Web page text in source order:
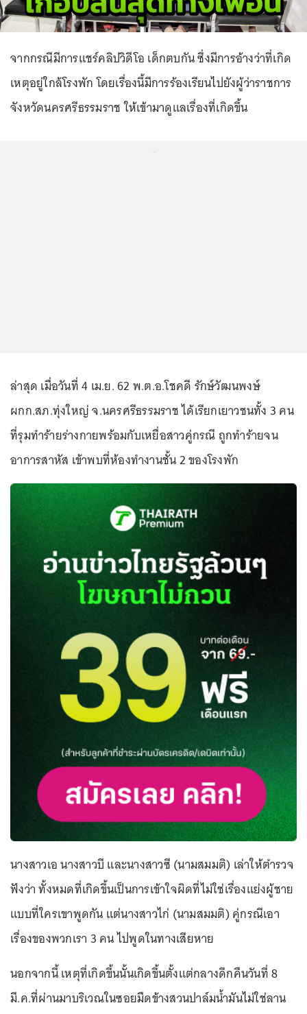
จากกรณีมีการแชร์คลิปวิดีโอ เด็กตบกัน ซึ่งมีการอ้างว่าที่เกิด
เหตุอยู่ใกล้โรงพัก โดยเรื่องนี้มีการร้องเรียนไปยังผู้ว่าราชการ
จังหวัดนครศรีธรรมราช ให้เข้ามาดูแลเรื่องที่เกิดขึ้น
ล่าสุด เมื่อวันที่ 4 เม.ย. 62 พ.ต.อ.โชคดี รักษ์วัฒนพงษ์
ผกก.สภ.ทุ่งใหญ่ จ.นครศรีธรรมราช ได้เรียกเยาวชนทั้ง 3 คน
ที่รุมทำร้ายร่างกายพร้อมกับเหยื่อสาวคู่กรณี ถูกทำร้ายจน
อาการสาหัส เข้าพบที่ห้องทำงานชั้น 2 ของโรงพัก
นางสาวเอ นางสาวบี และนางสาวซี (นามสมมติ) เล่าให้ตำรวจ
ฟังว่า ทั้งหมดที่เกิดขึ้นเป็นการเข้าใจผิดที่ไม่ใช่เรื่องแย่งผู้ชาย
แบบที่ใครเขาพูดกัน แต่นางสาวไก่ (นามสมมติ) คู่กรณีเอา
เรื่องของพวกเรา 3 คน ไปพูดในทางเสียหาย
นอกจากนี้ เหตุที่เกิดขึ้นนั้นเกิดขึ้นตั้งแต่กลางดึกคืนวันที่ 8
มี.ค.ที่ผ่านมาบริเวณในซอยมืดข้างสวนปาล์มน้ำมันไม่ใช่ลาน